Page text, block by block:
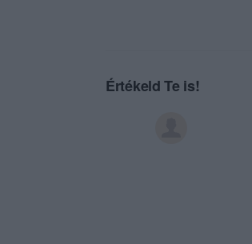
Értékeld Te is!